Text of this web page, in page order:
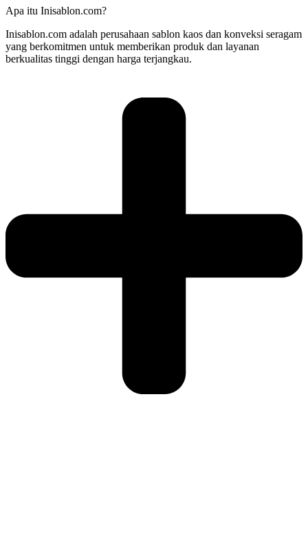
Apa itu Inisablon.com?
Inisablon.com adalah perusahaan sablon kaos dan konveksi seragam
yang berkomitmen untuk memberikan produk dan layanan
berkualitas tinggi dengan harga terjangkau.